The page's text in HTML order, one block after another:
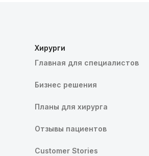
Хирурги
Главная для специалистов
Бизнес решения
Планы для хирурга
Отзывы пациентов
Customer Stories